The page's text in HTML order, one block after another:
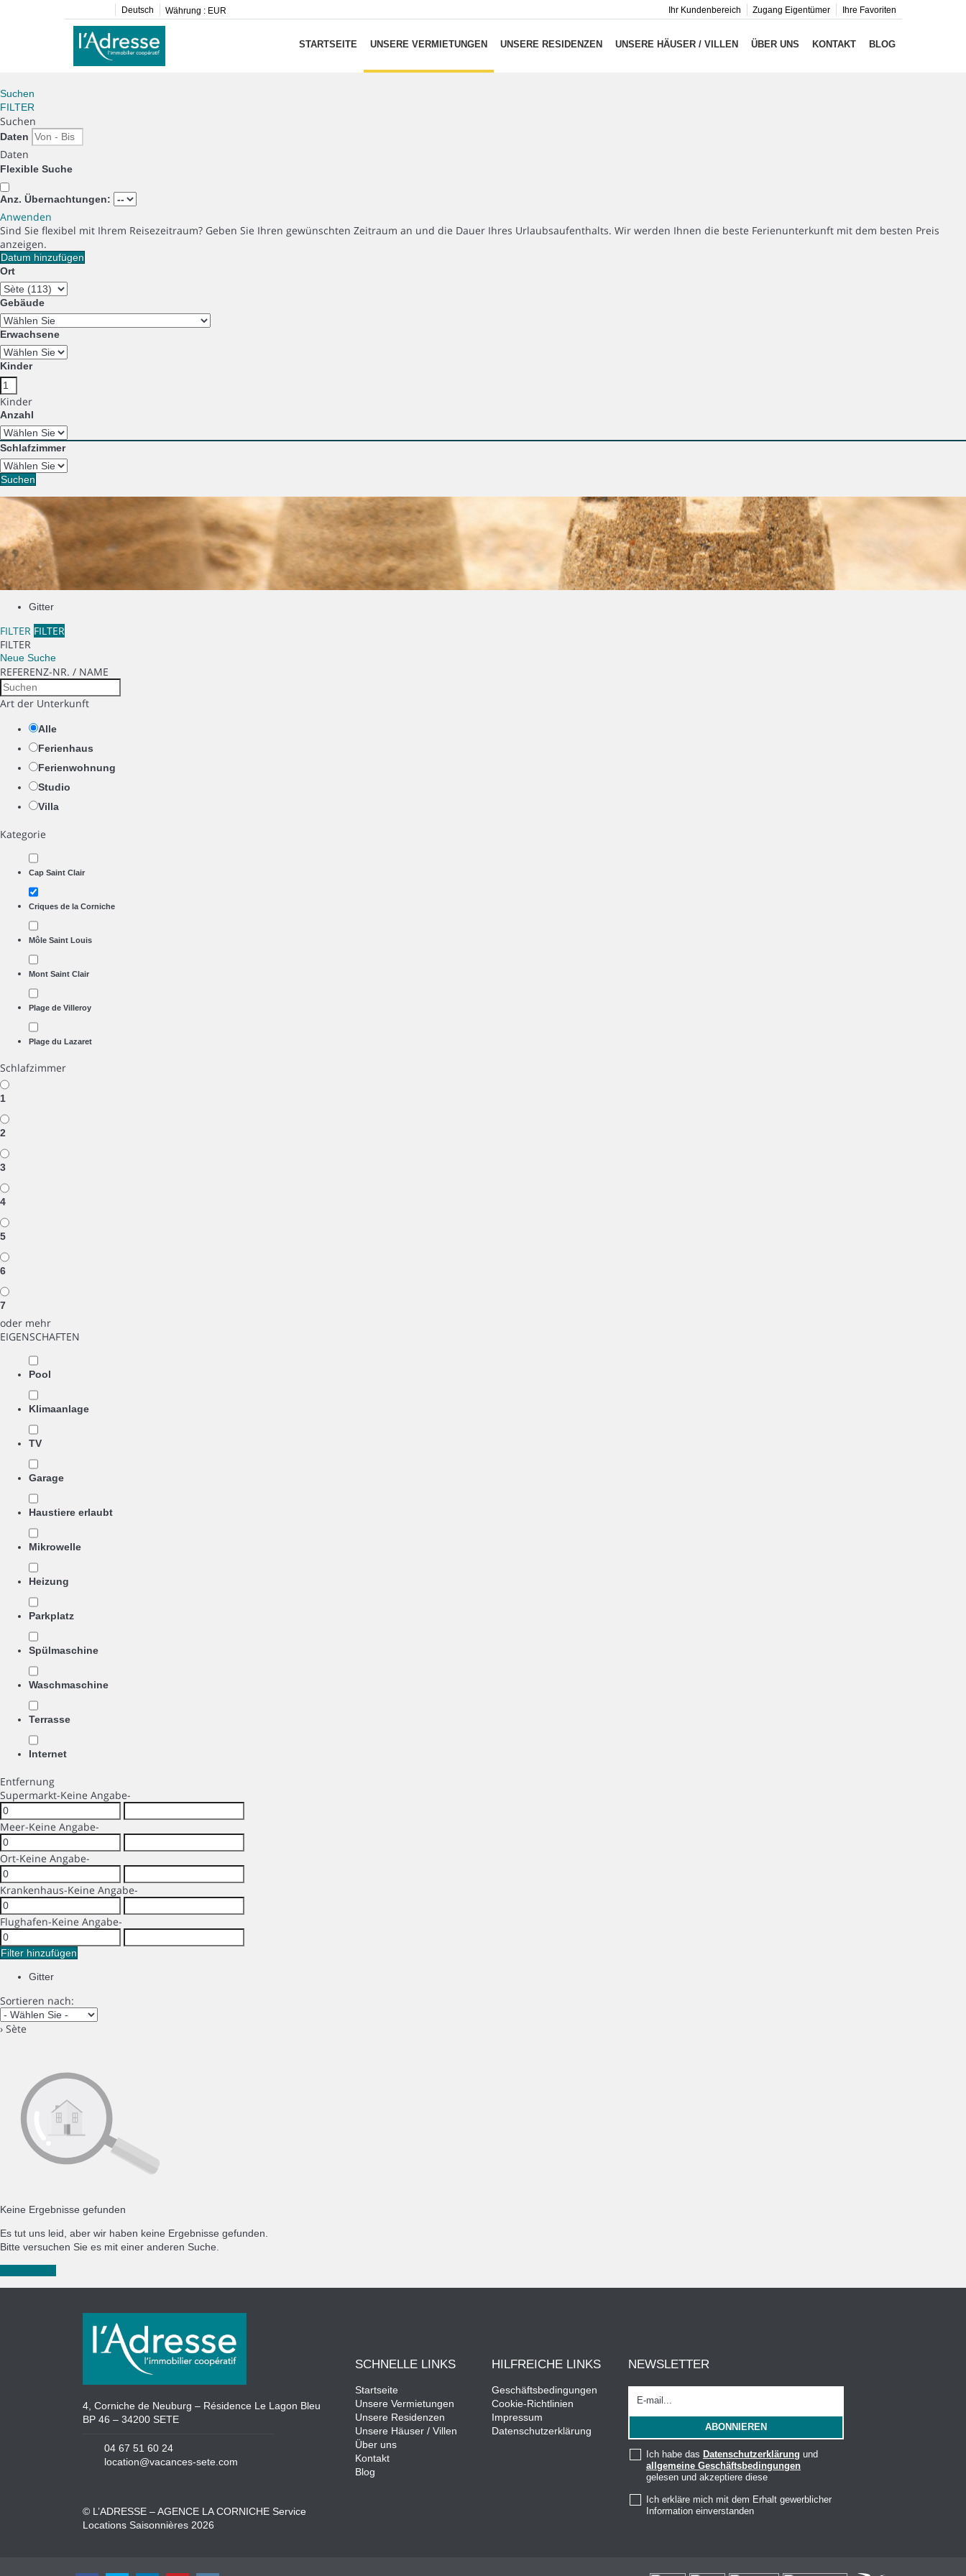
Deutsch Währung : EUR Ihre Favoriten
Zugang Eigentümer
Ihr Kundenbereich
STARTSEITE UNSERE VERMIETUNGEN UNSERE RESIDENZEN UNSERE HÄUSER / VILLEN ÜBER UNS KONTAKT BLOG
Suchen
FILTER
Suchen
Daten
Daten
Flexible Suche
Anz. Übernachtungen:
Anwenden
Sind Sie flexibel mit Ihrem Reisezeitraum? Geben Sie Ihren gewünschten Zeitraum an und die Dauer Ihres Urlaubsaufenthalts. Wir werden Ihnen die beste Ferienunterkunft mit dem besten Preis
anzeigen.
Datum hinzufügen
Ort
Gebäude
Erwachsene
Kinder
Kinder
Anzahl
Schlafzimmer
Suchen
Gitter
FILTER FILTER
FILTER
Neue Suche
REFERENZ-NR. / NAME
Art der Unterkunft
Alle
Ferienhaus
Ferienwohnung
Studio
Villa
Kategorie
Cap Saint Clair
Criques de la Corniche
Môle Saint Louis
Mont Saint Clair
Plage de Villeroy
Plage du Lazaret
Schlafzimmer
1
2
3
4
5
6
7
oder mehr
EIGENSCHAFTEN
Pool
Klimaanlage
TV
Garage
Haustiere erlaubt
Mikrowelle
Heizung
Parkplatz
Spülmaschine
Waschmaschine
Terrasse
Internet
Entfernung
Supermarkt-Keine Angabe-
Meer-Keine Angabe-
Ort-Keine Angabe-
Krankenhaus-Keine Angabe-
Flughafen-Keine Angabe-
Filter hinzufügen
Gitter
Sortieren nach:
› Sète
Keine Ergebnisse gefunden
Es tut uns leid, aber wir haben keine Ergebnisse gefunden.
Bitte versuchen Sie es mit einer anderen Suche.
4, Corniche de Neuburg – Résidence Le Lagon Bleu
BP 46 – 34200 SETE
04 67 51 60 24
location@vacances-sete.com
© L’ADRESSE – AGENCE LA CORNICHE Service
Locations Saisonnières 2026
SCHNELLE LINKS
Startseite
Unsere Vermietungen
Unsere Residenzen
Unsere Häuser / Villen
Über uns
Kontakt
Blog
HILFREICHE LINKS
Geschäftsbedingungen
Cookie-Richtlinien
Impressum
Datenschutzerklärung
NEWSLETTER
Ich habe das Datenschutzerklärung und
allgemeine Geschäftsbedingungen
gelesen und akzeptiere diese
Ich erkläre mich mit dem Erhalt gewerblicher
Information einverstanden